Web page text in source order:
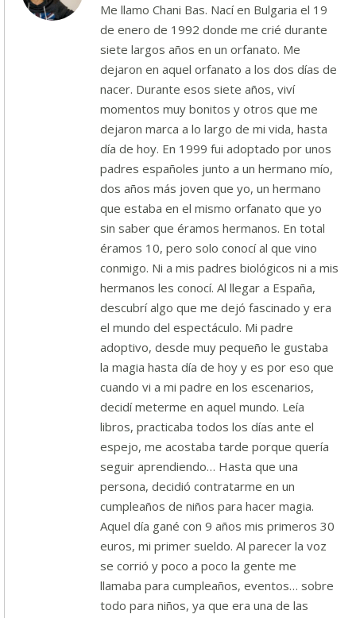
Me llamo Chani Bas. Nací en Bulgaria el 19
de enero de 1992 donde me crié durante
siete largos años en un orfanato. Me
dejaron en aquel orfanato a los dos días de
nacer. Durante esos siete años, viví
momentos muy bonitos y otros que me
dejaron marca a lo largo de mi vida, hasta
día de hoy. En 1999 fui adoptado por unos
padres españoles junto a un hermano mío,
dos años más joven que yo, un hermano
que estaba en el mismo orfanato que yo
sin saber que éramos hermanos. En total
éramos 10, pero solo conocí al que vino
conmigo. Ni a mis padres biológicos ni a mis
hermanos les conocí. Al llegar a España,
descubrí algo que me dejó fascinado y era
el mundo del espectáculo. Mi padre
adoptivo, desde muy pequeño le gustaba
la magia hasta día de hoy y es por eso que
cuando vi a mi padre en los escenarios,
decidí meterme en aquel mundo. Leía
libros, practicaba todos los días ante el
espejo, me acostaba tarde porque quería
seguir aprendiendo… Hasta que una
persona, decidió contratarme en un
cumpleaños de niños para hacer magia.
Aquel día gané con 9 años mis primeros 30
euros, mi primer sueldo. Al parecer la voz
se corrió y poco a poco la gente me
llamaba para cumpleaños, eventos… sobre
todo para niños, ya que era una de las